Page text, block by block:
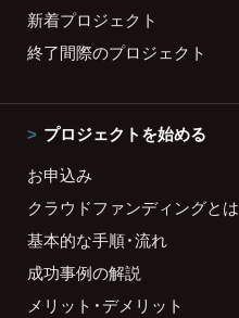
新着プロジェクト
終了間際のプロジェクト
プロジェクトを始める
お申込み
クラウドファンディングとは
基本的な手順・流れ
成功事例の解説
メリット・デメリット